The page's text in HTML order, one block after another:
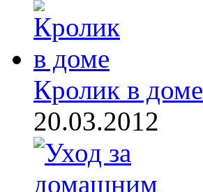
Кролик в доме
20.03.2012